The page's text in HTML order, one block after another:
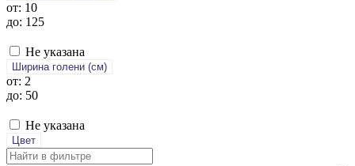
от: 10
до: 125
Не указана
Ширина голени (см)
от: 2
до: 50
Не указана
Цвет